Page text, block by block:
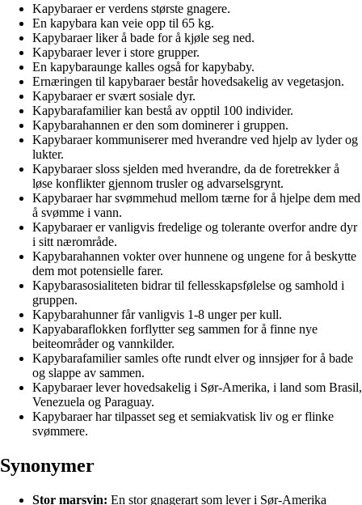
Kapybaraer er verdens største gnagere.
En kapybara kan veie opp til 65 kg.
Kapybaraer liker å bade for å kjøle seg ned.
Kapybaraer lever i store grupper.
En kapybaraunge kalles også for kapybaby.
Ernæringen til kapybaraer består hovedsakelig av vegetasjon.
Kapybaraer er svært sosiale dyr.
Kapybarafamilier kan bestå av opptil 100 individer.
Kapybarahannen er den som dominerer i gruppen.
Kapybaraer kommuniserer med hverandre ved hjelp av lyder og
lukter.
Kapybaraer sloss sjelden med hverandre, da de foretrekker å
løse konflikter gjennom trusler og advarselsgrynt.
Kapybaraer har svømmehud mellom tærne for å hjelpe dem med
å svømme i vann.
Kapybaraer er vanligvis fredelige og tolerante overfor andre dyr
i sitt nærområde.
Kapybarahannen vokter over hunnene og ungene for å beskytte
dem mot potensielle farer.
Kapybarasosialiteten bidrar til fellesskapsfølelse og samhold i
gruppen.
Kapybarahunner får vanligvis 1-8 unger per kull.
Kapyabaraflokken forflytter seg sammen for å finne nye
beiteområder og vannkilder.
Kapybarafamilier samles ofte rundt elver og innsjøer for å bade
og slappe av sammen.
Kapybaraer lever hovedsakelig i Sør-Amerika, i land som Brasil,
Venezuela og Paraguay.
Kapybaraer har tilpasset seg et semiakvatisk liv og er flinke
svømmere.
Synonymer
Stor marsvin: En stor gnagerart som lever i Sør-Amerika